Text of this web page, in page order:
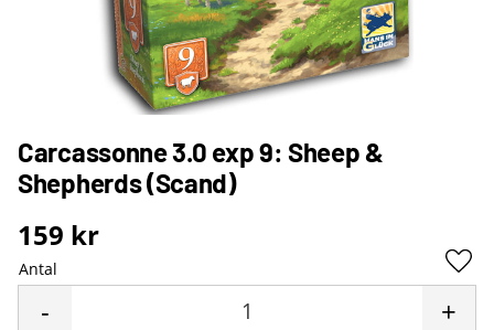
Carcassonne 3.0 exp 9: Sheep &
Shepherds (Scand)
159 kr
Antal
+
-